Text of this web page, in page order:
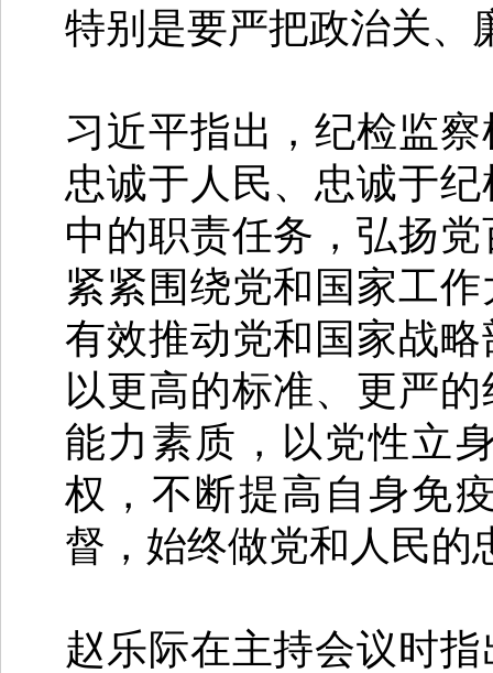
特别是要严把政治关、
习近平指出，纪检监
忠诚于人民、忠诚于
中的职责任务，弘扬
紧紧围绕党和国家工
有效推动党和国家战
以更高的标准、更严
能力素质，以党性立
权，不断提高自身免
督，始终做党和人民的
赵乐际在主持会议时